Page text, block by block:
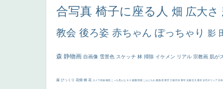
合写真 椅子に座る人 畑 広大さ
教会 後ろ姿 赤ちゃん ぽっちゃり 影
森 静物画 自画像 雪景色 スケッチ 林 掃除 イケメン リアル 宗教画 肌が
厳 びっくり 花畑 橋 花 カメラ目線 補色 こっち見んな キス 庭園 部屋 こんにちわ 素描 塔 青空 工場 巨木 青年 太陽 壮大 着衣 古代ギリシア 日